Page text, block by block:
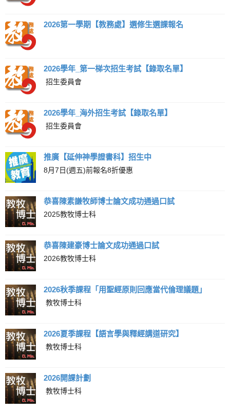
2026第一學期【教務處】選修生選課報名
2026學年_第一梯次招生考試【錄取名單】
招生委員會
2026學年_海外招生考試【錄取名單】
招生委員會
推廣【延伸神學證書科】招生中
8月7日(週五)前報名8折優惠
恭喜陳素謙牧師博士論文成功通過口試
2025教牧博士科
恭喜陳建豪博士論文成功通過口試
2026教牧博士科
2026秋季課程「用聖經原則回應當代倫理議題」
教牧博士科
2026夏季課程【語言學與釋經講道研究】
教牧博士科
2026開課計劃
教牧博士科